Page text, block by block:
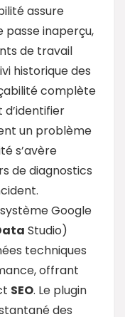
assure
passe inaperçu,
de travail
historique des
complète
un problème
s’avère
de diagnostics
Google
Studio)
techniques
offrant
SEO. Le plugin
des